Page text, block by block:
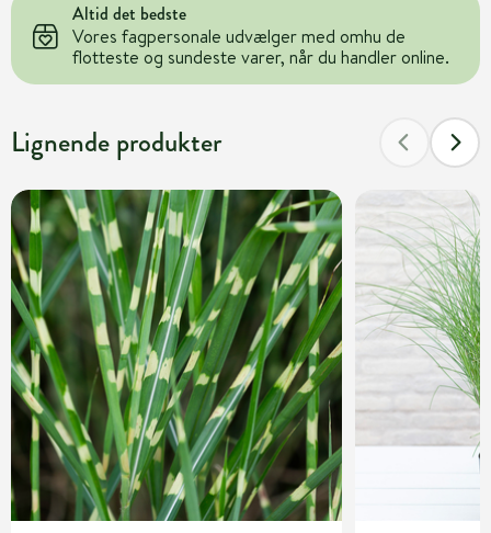
Altid det bedste
Vores fagpersonale udvælger med omhu de
flotteste og sundeste varer, når du handler online.
Lignende produkter